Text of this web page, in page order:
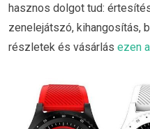
hasznos dolgot tud:
zenelejátszó, kihangosítás,
részletek és vásárlás ezen